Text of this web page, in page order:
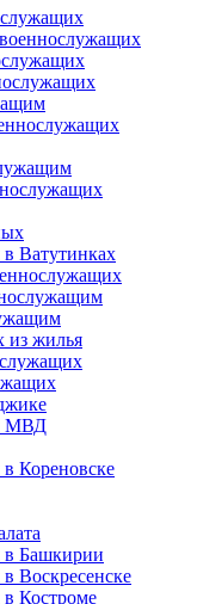
Ватутинках
из жилья
МВД
Кореновске
в Башкирии
Воскресенске
Костроме